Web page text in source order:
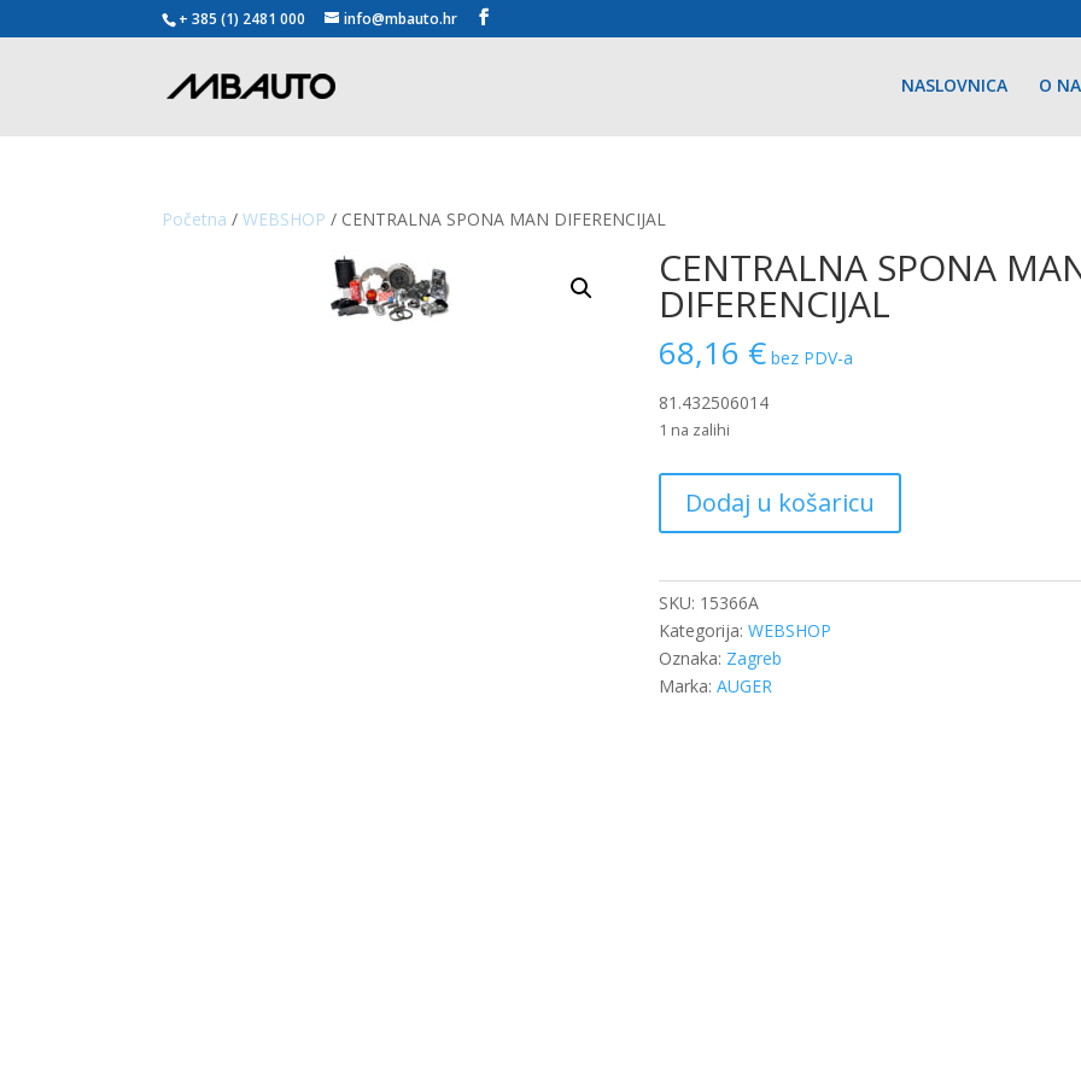
+ 385 (1) 2481 000 info@mbauto.hr
NASLOVNICA O
Početna /WEBSHOP / CENTRALNA SPONA MAN DIFERENCIJAL
CENTRALNA SPONA
DIFERENCIJAL
68,16 € bez PDV-a
81.432506014
1 na zalihi
SPONA
MAN
količina
Dodaj u košaricu
SKU: 15366A
Kategorija:WEBSHOP
Oznaka: Zagreb
Marka:AUGER